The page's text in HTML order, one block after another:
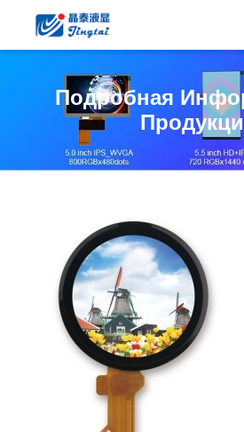
Подробная